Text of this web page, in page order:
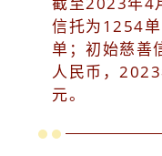
信托为1254
单；初始慈善
人民币，
元。